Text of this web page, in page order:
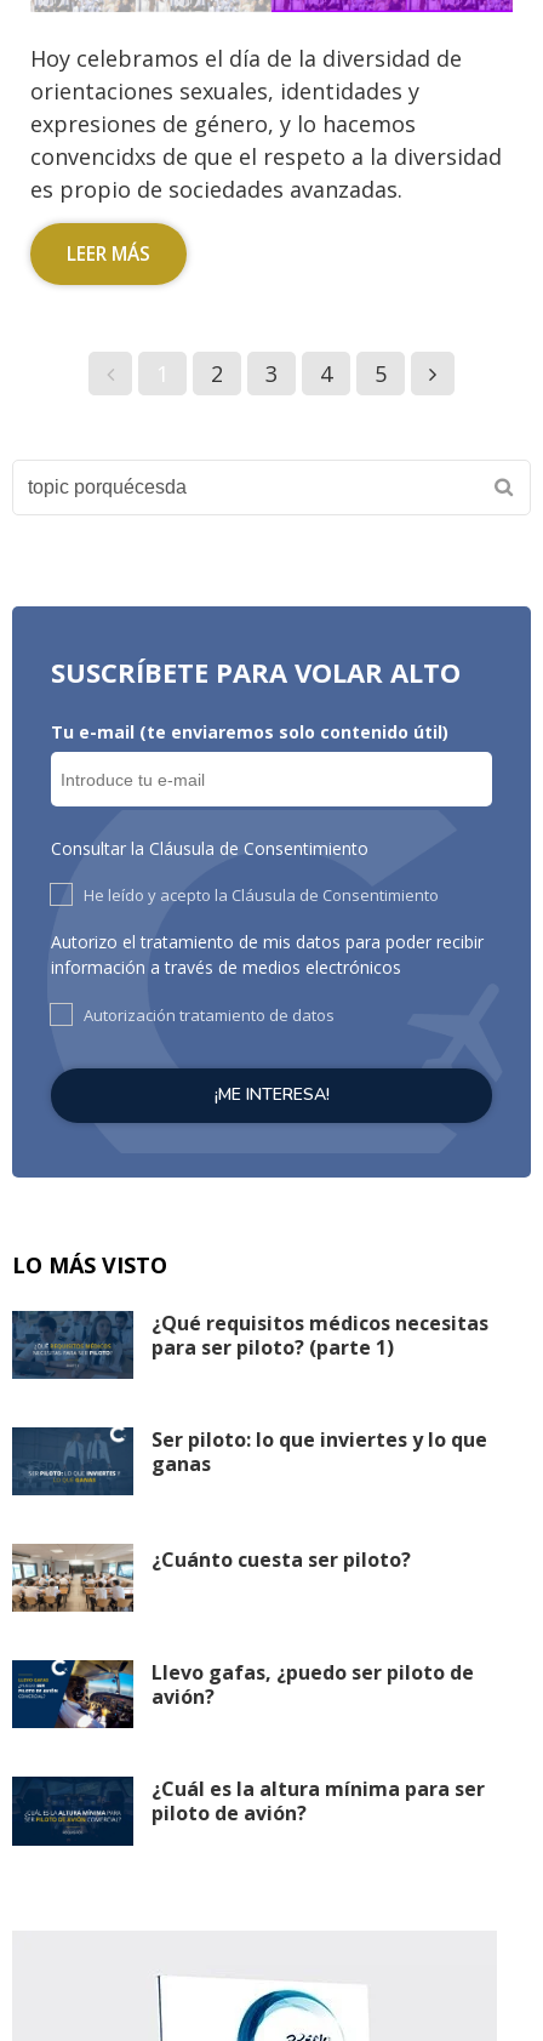
Hoy celebramos el día de la diversidad de
orientaciones sexuales, identidades y
expresiones de género, y lo hacemos
convencidxs de que el respeto a la diversidad
es propio de sociedades avanzadas.
LEER MÁS
1 2 3 4 5
SUSCRÍBETE PARA VOLAR ALTO
Tu e-mail (te enviaremos solo contenido útil)
Consultar la Cláusula de Consentimiento
He leído y acepto la Cláusula de Consentimiento
Autorizo el tratamiento de mis datos para poder recibir
información a través de medios electrónicos
Autorización tratamiento de datos
LO MÁS VISTO
¿Qué requisitos médicos necesitas
para ser piloto? (parte 1)
Ser piloto: lo que inviertes y lo que
ganas
¿Cuánto cuesta ser piloto?
Llevo gafas, ¿puedo ser piloto de
avión?
¿Cuál es la altura mínima para ser
piloto de avión?